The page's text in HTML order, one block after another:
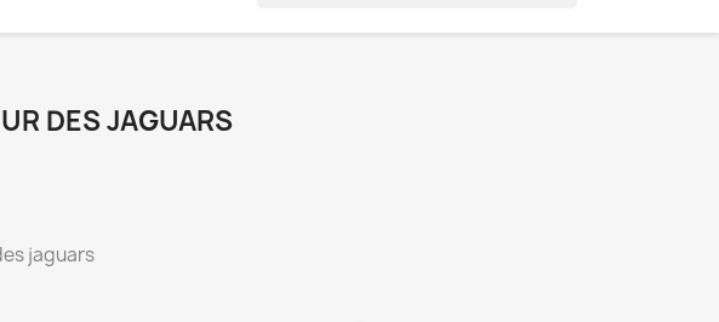
DES JAGUARS
jaguars